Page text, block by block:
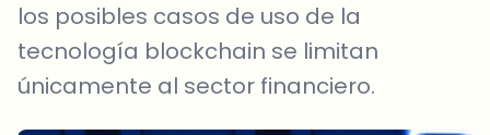
los posibles casos de uso de la
tecnología blockchain se limitan
únicamente al sector financiero.